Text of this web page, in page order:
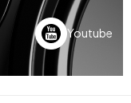
Youtube